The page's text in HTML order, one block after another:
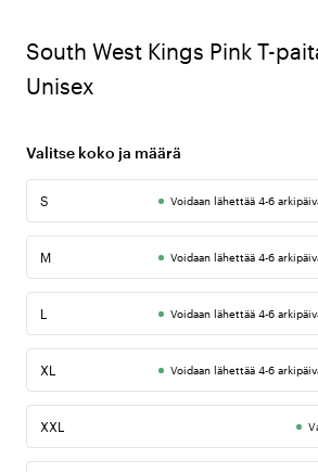
South West Kings Pink T-
Unisex
Valitse koko ja määrä
S Voidaan lähettää 4-6
M Voidaan lähettää 4-6
L Voidaan lähettää 4-6
XL Voidaan lähettää 4-6
XXL